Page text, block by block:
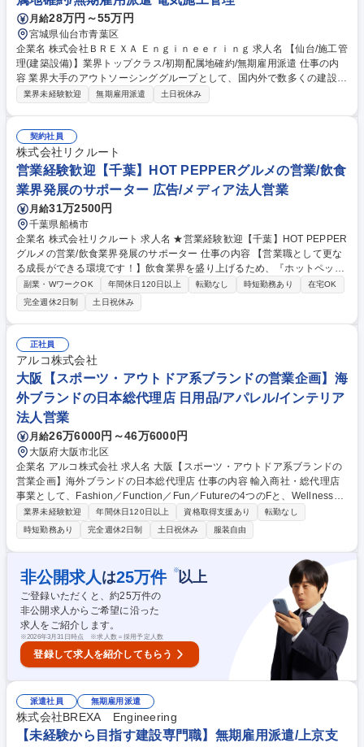
が、年次を問わず実力に応じた役職や報酬をご用意します。変更の範囲：
当社グループの業務全般 募集職種 ★【六甲道/営業】プライム上場/警察
官・消防士など公務員出身者活躍中！
月給28万円～55万円
宮城県仙台市青葉区
企業名 株式会社ＢＲＥＸＡ Ｅｎｇｉｎｅｅｒｉｎｇ 求人名 【仙台/施工管
理(建築設備)】業界トップクラス/初期配属地確約/無期雇用派遣 仕事の内
容 業界大手のアウトソーシンググループとして、国内外で数多くの建設プ
ロジェクトを担ってきた当社にて、建築設備施工管理をお任せいたしま
方あり）■設備設計との打ち合わせ、協力業者との調整、資材手配、品
質・工程管理 【魅力】◎設備専任体制のプロジェクトが多く、専門性を活
かした働き方が可能！ ◎設備施工管理技士・電気工事士など資格者は上位
ポジションでのスタートも！ ◎教育研修制度（e-learning、動画学習）に
より、最新技術のキャッチアップも支援！ 募集職種 【仙台/施工管理(建築
設備)】業界トップクラス/初期配属地確約/無期雇用派遣
業界未経験歓迎 無期雇用派遣 土日祝休み
契約社員
株式会社リクルート
営業経験歓迎【千葉】HOT PEPPERグルメの営業/飲食
業界発展のサポーター 広告/メディア法人営業
月給31万2500円
千葉県船橋市
企業名 株式会社リクルート 求人名 ★営業経験歓迎【千葉】HOT PEPPER
グルメの営業/飲食業界発展のサポーター 仕事の内容 【営業職として更な
る成長ができる環境です！】飲食業界を盛り上げるため、『ホットペッパ
ーグルメ』や、店舗運営を支える『レストランボード』を活用し、効率的
な集客・業務推進を実現へ向けた提案を行います。 【具体的には】顧客の
ニーズに応じた提案や、データ分析に基づき描いた提案を進めていきま
す。 近年では、『Airレジ』『Airペイ』『Airシフト』をはじめとしたリク
ルートの経営・業務支援サービスである『Air ビジネスツールズ』など、S
aaSプロダクトも積極的に推進し、新しい飲食業界のスタンダードを作っ
ています。 ■変更の範囲：顧客接点職の業務一切 募集職種 ★営業経験歓
迎【千葉】HOT PEPPERグルメの営業/飲食業界発展のサポーター
副業・WワークOK 年間休日120日以上 転勤なし 時短勤務あり
在宅OK
完全週休2日制
土日祝休み
正社員
アルコ株式会社
大阪【スポーツ・アウトドア系ブランドの営業企画】海
外ブランドの日本総代理店 日用品/アパレル/インテリア
法人営業
月給26万6000円～46万6000円
大阪府大阪市北区
企業名 アルコ株式会社 求人名 大阪【スポーツ・アウトドア系ブランドの
営業企画】海外ブランドの日本総代理店 仕事の内容 輸入商社・総代理店
事業として、Fashion／Function／Fun／Futureの4つのFと、Wellnessの
Wをテーマに、アメリカ・ヨーロッパを中心にこだわりのスタイルが楽し
めるファッション・アパレル＆雑貨14ブランドを展開 しています。1971
年に輸出事業での創業でしたがビジネスモデルを変化し続け、現在は海外
ブランドの日本総代理店として商材輸入や卸売事業、小売事業を行ってお
ります。新商品やサービスを見つけ出すことはもちろんですが、各ブラン
ドのストーリーやメッセージを理解し、まだ日本にない価値観や文化も広
めることで人々のライフスタイルを豊かにする提案をしています。今回は
ここに加わってくださる方を募集します。 募集職種 大阪【スポーツ・ア
ウトドア系ブランドの営業企画】海外ブランドの日本総代理店
業界未経験歓迎 年間休日120日以上 資格取得支援あり
転勤なし
時短勤務あり
完全週休2日制 土日祝休み 服装自由
非公開求人 は25万件 ※以上
ご登録いただくと、約25万件の
非公開求人からご希望に沿った
求人をご紹介します。
※2026年3月31日時点 ※求人数＝採用予定人数
登録して求人を紹介してもらう
派遣社員 無期雇用派遣
株式会社BREXA Engineering
【未経験から目指す建設専門職】無期雇用派遣/上京支